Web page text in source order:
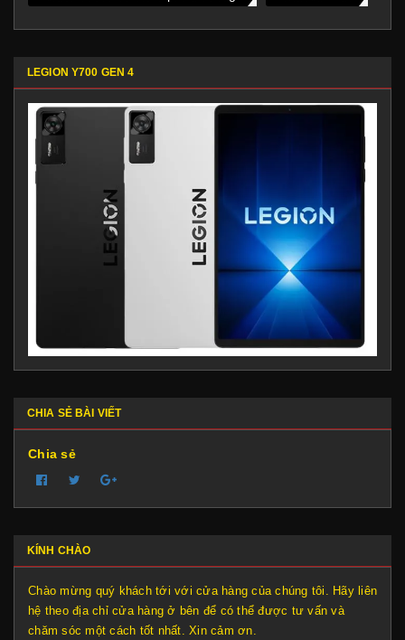
LEGION Y700 GEN 4
CHIA SẺ BÀI VIẾT
Chia sẻ
KÍNH CHÀO
Chào mừng quý khách tới với cửa hàng của chúng tôi. Hãy liên
hệ theo địa chỉ cửa hàng ở bên để có thể được tư vấn và
chăm sóc một cách tốt nhất. Xin cảm ơn.